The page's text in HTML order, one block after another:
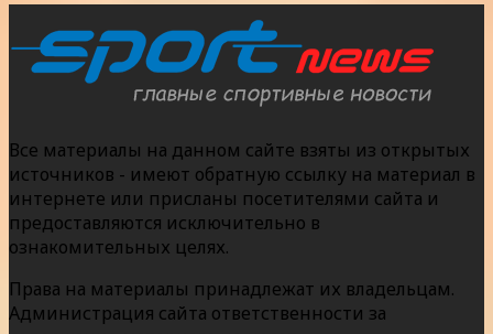
Все материалы на данном сайте взяты из открытых
источников - имеют обратную ссылку на материал в
интернете или присланы посетителями сайта и
предоставляются исключительно в
ознакомительных целях.
Права на материалы принадлежат их владельцам.
Администрация сайта ответственности за